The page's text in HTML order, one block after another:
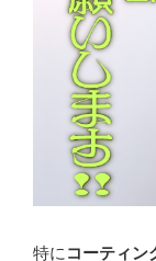
特に コーティン